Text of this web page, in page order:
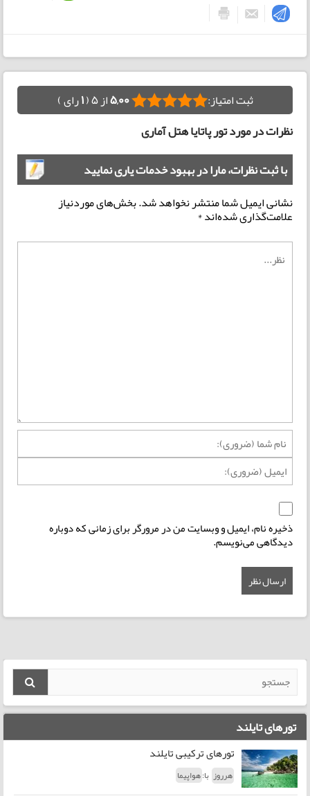
ثبت امتیاز: 5,00از 5 ( 1رای )
نظرات در مورد تور پاتایا هتل آماری
با ثبت نظرات، مارا در بهبود خدمات یاری نمایید
نشانی ایمیل شما منتشر نخواهد شد.بخش‌های موردنیاز
علامت‌گذاری شده‌اند*
ذخیره نام، ایمیل و وبسایت من در مرورگر برای زمانی که دوباره
دیدگاهی می‌نویسم.
تورهای تایلند
تورهای ترکیبی تایلند
هرروز با:هواپیما